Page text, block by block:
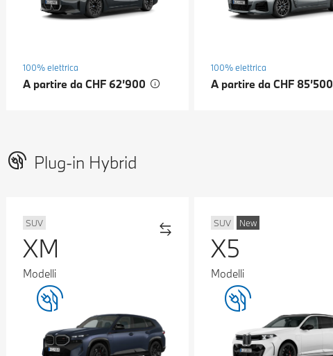
100% elettrica
A partire da CHF 62’900
100% elettrica
A partire da CHF 85’500
Plug-in Hybrid
SUV
XM
Modelli
SUV New
X5
Modelli